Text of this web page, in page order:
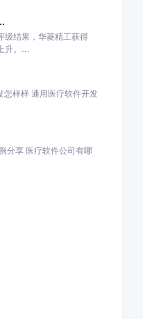
级结果，华菱精工获得
升。...
怎样样 通用医疗软件开发
分享 医疗软件公司有哪